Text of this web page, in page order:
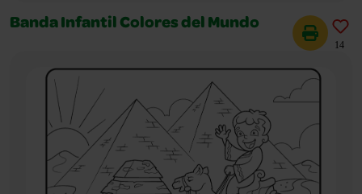
Banda Infantil Colores del Mundo
14